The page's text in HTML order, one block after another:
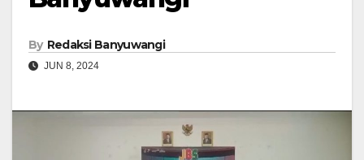
By Redaksi Banyuwangi
JUN 8, 2024